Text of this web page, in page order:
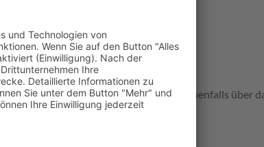
m/w/d)
möglich; Anfragen hierfür bitte ebenfalls über
(jeweils m/w/d) an